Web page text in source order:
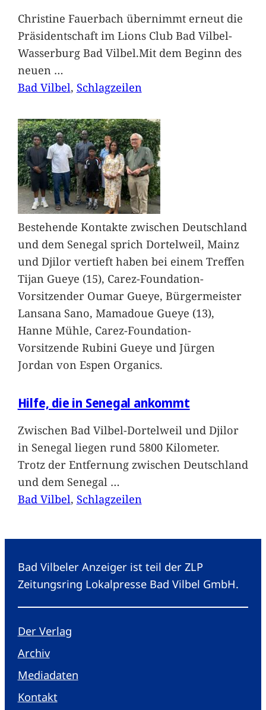
Christine Fauerbach übernimmt erneut die
Präsidentschaft im Lions Club Bad Vilbel-
Wasserburg Bad Vilbel.Mit dem Beginn des
neuen …
Bad Vilbel, Schlagzeilen
Bestehende Kontakte zwischen Deutschland
und dem Senegal sprich Dortelweil, Mainz
und Djilor vertieft haben bei einem Treffen
Tijan Gueye (15), Carez-Foundation-
Vorsitzender Oumar Gueye, Bürgermeister
Lansana Sano, Mamadoue Gueye (13),
Hanne Mühle, Carez-Foundation-
Vorsitzende Rubini Gueye und Jürgen
Jordan von Espen Organics.
Hilfe, die in Senegal ankommt
Zwischen Bad Vilbel-Dortelweil und Djilor
in Senegal liegen rund 5800 Kilometer.
Trotz der Entfernung zwischen Deutschland
und dem Senegal …
Bad Vilbel, Schlagzeilen
Bad Vilbeler Anzeiger ist teil der ZLP
Zeitungsring Lokalpresse Bad Vilbel GmbH.
Der Verlag
Archiv
Mediadaten
Kontakt